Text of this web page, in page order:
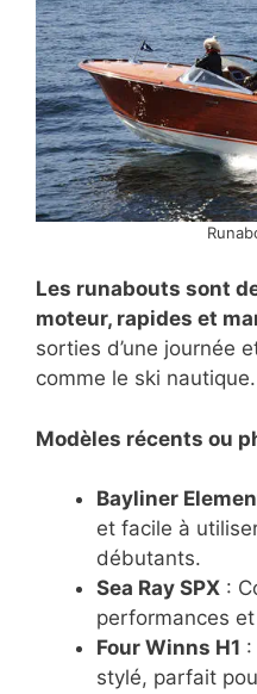
Les runabouts sont
moteur, rapides et
sorties d’une journée
comme le ski nautique.
Modèles récents ou
Bayliner
et facile à
débutants.
Sea Ray SPX :
performances
Four Winns H1
stylé, parfait